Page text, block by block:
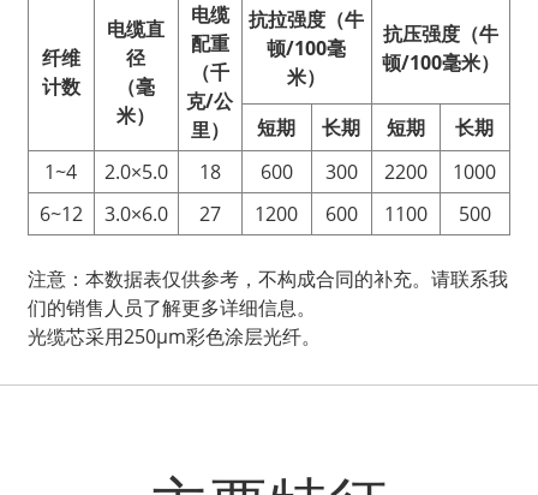
纤维
计数
电缆直
径
（毫
米）
电缆
配重
（千
克/公
里）
抗拉强度（牛
顿/100毫
米）
抗压强度（牛
顿/100毫米）
短期 长期 短期
长期
1~4
2.0×5.0 18 600 300 2200
1000
6~12
3.0×6.0 27 1200 600 1100 500
注意：本数据表仅供参考，不构成合同的补充。请联系我
们的销售人员了解更多详细信息。
光缆芯采用250μm彩色涂层光纤。